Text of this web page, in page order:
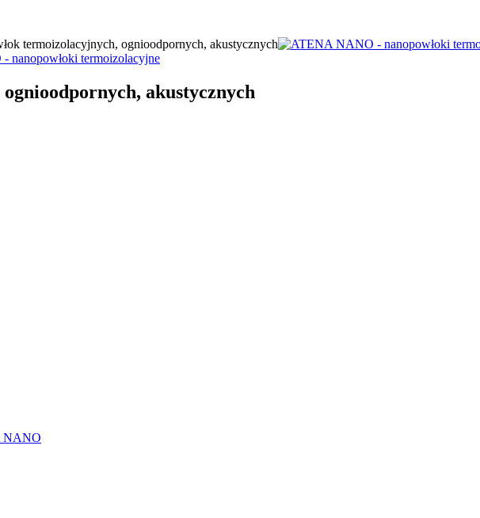
termoizolacyjnych, ognioodpornych, akustycznych
akustycznych
NANO